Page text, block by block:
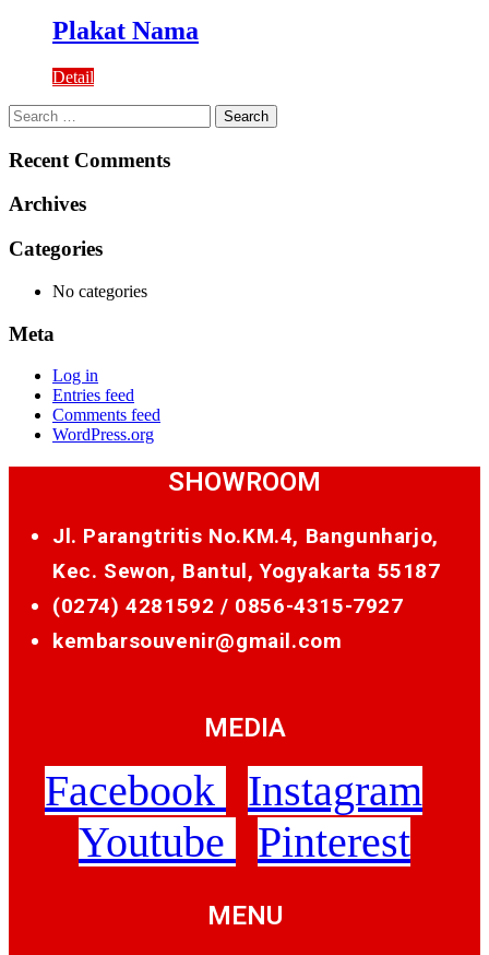
Plakat Nama
Detail
Search
for:
Recent Comments
Archives
Categories
No categories
Meta
Log in
Entries feed
Comments feed
WordPress.org
SHOWROOM
Jl. Parangtritis No.KM.4, Bangunharjo,
Kec. Sewon, Bantul, Yogyakarta 55187
(0274) 4281592 / 0856-4315-7927
kembarsouvenir@gmail.com
MEDIA
Facebook
Instagram
Youtube
Pinterest
MENU